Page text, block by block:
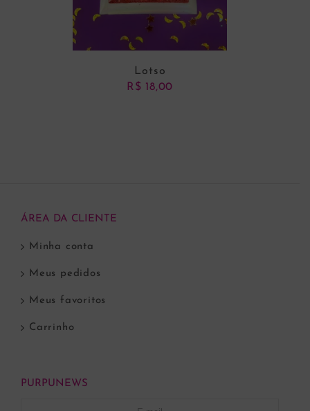
Lotso
R$ 18,00
ÁREA DA CLIENTE
Minha conta
Meus pedidos
Meus favoritos
Carrinho
PURPUNEWS